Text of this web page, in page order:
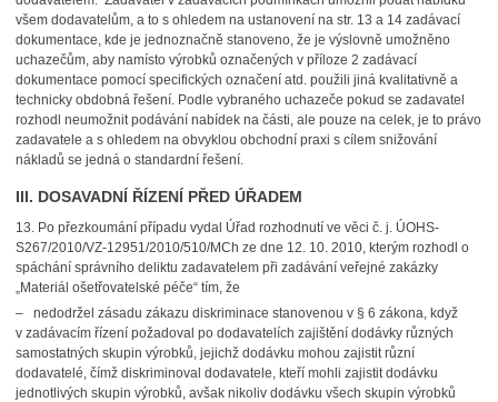
všem dodavatelům, a to s ohledem na ustanovení na str. 13 a 14 zadávací
dokumentace, kde je jednoznačně stanoveno, že je výslovně umožněno
uchazečům, aby namísto výrobků označených v příloze 2 zadávací
dokumentace pomocí specifických označení atd. použili jiná kvalitativně a
technicky obdobná řešení. Podle vybraného uchazeče pokud se zadavatel
rozhodl neumožnit podávání nabídek na části, ale pouze na celek, je to právo
zadavatele a s ohledem na obvyklou obchodní praxi s cílem snižování
nákladů se jedná o standardní řešení.
III. DOSAVADNÍ ŘÍZENÍ PŘED ÚŘADEM
13. Po přezkoumání případu vydal Úřad rozhodnutí ve věci č. j. ÚOHS-
S267/2010/VZ-12951/2010/510/MCh ze dne 12. 10. 2010, kterým rozhodl o
spáchání správního deliktu zadavatelem při zadávání veřejné zakázky
„Materiál ošetřovatelské péče“ tím, že
– nedodržel zásadu zákazu diskriminace stanovenou v § 6 zákona, když
v zadávacím řízení požadoval po dodavatelích zajištění dodávky různých
samostatných skupin výrobků, jejichž dodávku mohou zajistit různí
dodavatelé, čímž diskriminoval dodavatele, kteří mohli zajistit dodávku
jednotlivých skupin výrobků, avšak nikoliv dodávku všech skupin výrobků